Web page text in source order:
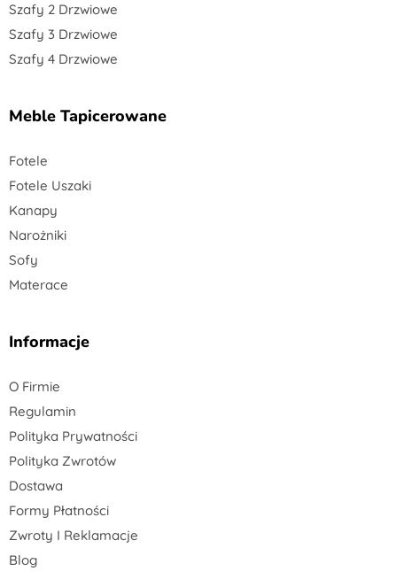
Szafy 2 Drzwiowe
Szafy 3 Drzwiowe
Szafy 4 Drzwiowe
Meble Tapicerowane
Fotele
Fotele Uszaki
Kanapy
Narożniki
Sofy
Materace
Informacje
O Firmie
Regulamin
Polityka Prywatności
Polityka Zwrotów
Dostawa
Formy Płatności
Zwroty I Reklamacje
Blog